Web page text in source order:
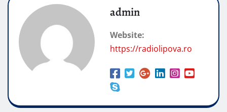
admin
Website:
https://radiolipova.ro